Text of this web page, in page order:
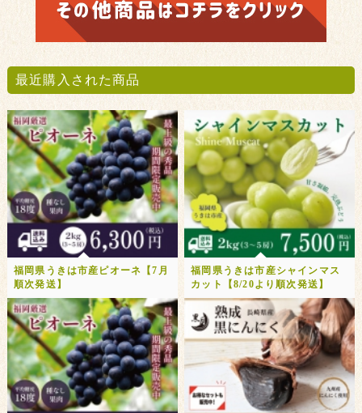
最近購入された商品
福岡県うきは市産ピオーネ【7月
順次発送】
福岡県うきは市産シャインマス
カット【8/20より順次発送】